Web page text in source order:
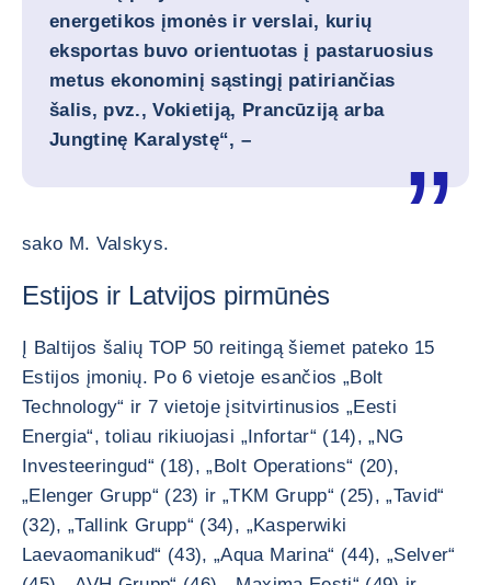
energetikos įmonės ir verslai, kurių
eksportas buvo orientuotas į pastaruosius
metus ekonominį sąstingį patiriančias
šalis, pvz., Vokietiją, Prancūziją arba
Jungtinę Karalystę“, –
sako M. Valskys.
Estijos ir Latvijos pirmūnės
Į Baltijos šalių TOP 50 reitingą šiemet pateko 15
Estijos įmonių. Po 6 vietoje esančios „Bolt
Technology“ ir 7 vietoje įsitvirtinusios „Eesti
Energia“, toliau rikiuojasi „Infortar“ (14), „NG
Investeeringud“ (18), „Bolt Operations“ (20),
„Elenger Grupp“ (23) ir „TKM Grupp“ (25), „Tavid“
(32), „Tallink Grupp“ (34), „Kasperwiki
Laevaomanikud“ (43), „Aqua Marina“ (44), „Selver“